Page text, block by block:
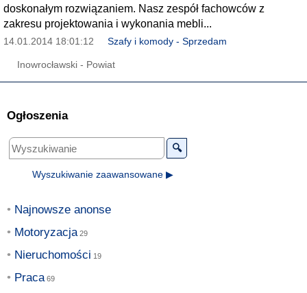
doskonałym rozwiązaniem. Nasz zespół fachowców z
zakresu projektowania i wykonania mebli...
14.01.2014 18:01:12 Szafy i komody - Sprzedam
Inowrocławski - Powiat
Ogłoszenia
🔍
Wyszukiwanie zaawansowane ▶
Najnowsze anonse
Motoryzacja
Nieruchomości
Praca